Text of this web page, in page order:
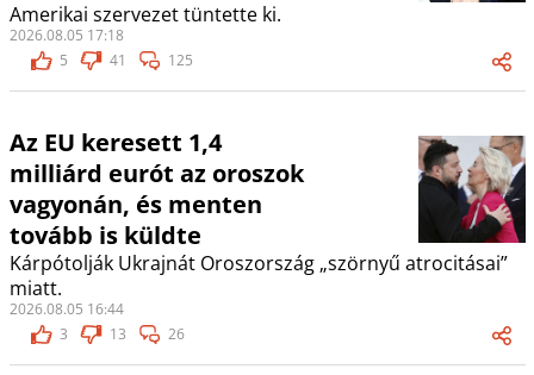
Amerikai szervezet tüntette ki.
2026.08.05 17:18
5
41 125
Az EU keresett 1,4
milliárd eurót az oroszok
vagyonán, és menten
tovább is küldte
Kárpótolják Ukrajnát Oroszország „szörnyű atrocitásai”
miatt.
2026.08.05 16:44
3
13 26